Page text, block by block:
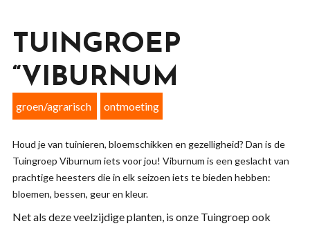
TUINGROEP
“VIBURNUM
groen/agrarisch ontmoeting
Houd je van tuinieren, bloemschikken en gezelligheid? Dan is de
Tuingroep Viburnum iets voor jou! Viburnum is een geslacht van
prachtige heesters die in elk seizoen iets te bieden hebben:
bloemen, bessen, geur en kleur.
Net als deze veelzijdige planten, is onze Tuingroep ook